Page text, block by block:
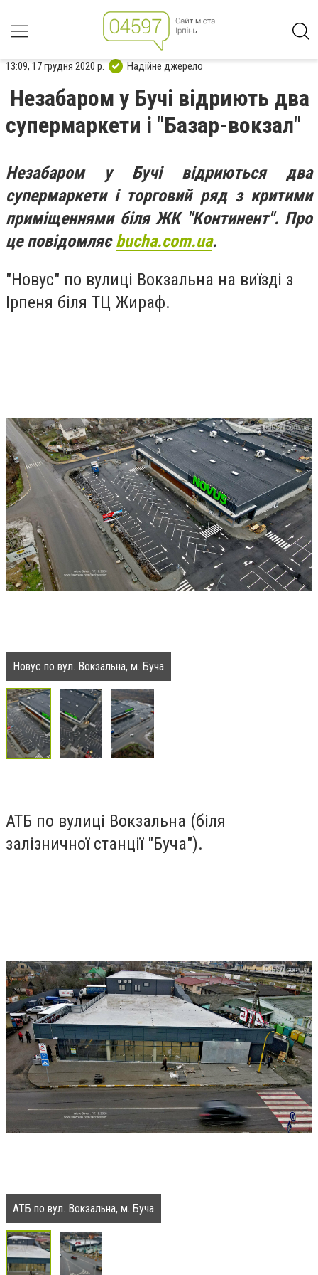
13:09, 17 грудня 2020 р. Надійне джерело
Незабаром у Бучі відриють два
супермаркети і "Базар-вокзал"
Незабаром у Бучі відриються два
супермаркети і торговий ряд з критими
приміщеннями біля ЖК "Континент". Про
це повідомляєbucha.com.ua.
"Новус" по вулиці Вокзальна на виїзді з
Ірпеня біля ТЦ Жираф.
Новус по вул. Вокзальна, м. Буча
АТБ по вулиці Вокзальна (біля
залізничної станції "Буча").
АТБ по вул. Вокзальна, м. Буча